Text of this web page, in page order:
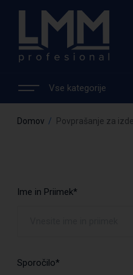
Vse kategorije
Domov Povprašanje za
Ime in Priimek*
Sporočilo*